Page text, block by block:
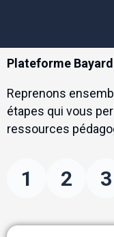
contenu
Plateforme
Reprenons
étapes qui vous
ressources
1 2 3